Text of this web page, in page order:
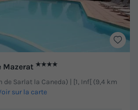
Mazerat ★★★★
de Sarlat la Caneda) | [1, Inf[ (9,4 km
sur la carte